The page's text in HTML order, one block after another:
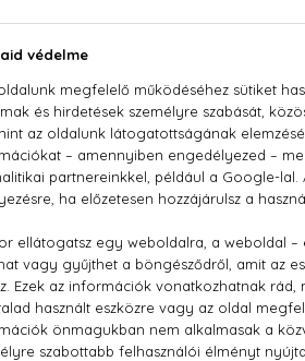
ml + Testápoló 100 ml +
frangipáni, jázmin,